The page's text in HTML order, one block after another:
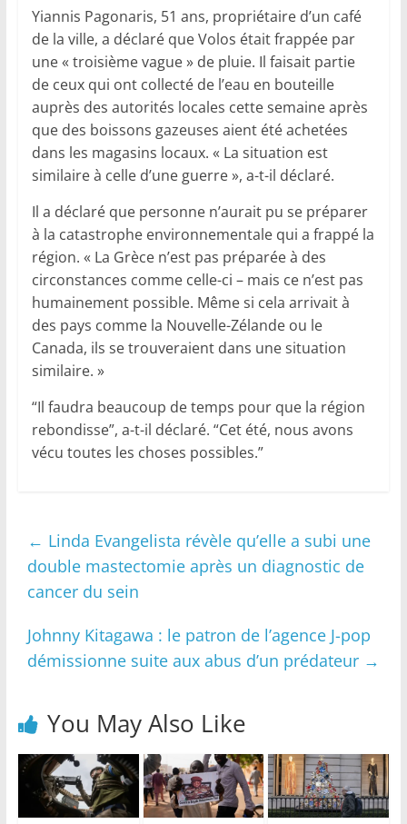
Yiannis Pagonaris, 51 ans, propriétaire d’un café
de la ville, a déclaré que Volos était frappée par
une « troisième vague » de pluie. Il faisait partie
de ceux qui ont collecté de l’eau en bouteille
auprès des autorités locales cette semaine après
que des boissons gazeuses aient été achetées
dans les magasins locaux. « La situation est
similaire à celle d’une guerre », a-t-il déclaré.
Il a déclaré que personne n’aurait pu se préparer
à la catastrophe environnementale qui a frappé la
région. « La Grèce n’est pas préparée à des
circonstances comme celle-ci – mais ce n’est pas
humainement possible. Même si cela arrivait à
des pays comme la Nouvelle-Zélande ou le
Canada, ils se trouveraient dans une situation
similaire. »
“Il faudra beaucoup de temps pour que la région
rebondisse”, a-t-il déclaré. “Cet été, nous avons
vécu toutes les choses possibles.”
← Linda Evangelista révèle qu’elle a subi une
double mastectomie après un diagnostic de
cancer du sein
Johnny Kitagawa : le patron de l’agence J-pop
démissionne suite aux abus d’un prédateur →
You May Also Like